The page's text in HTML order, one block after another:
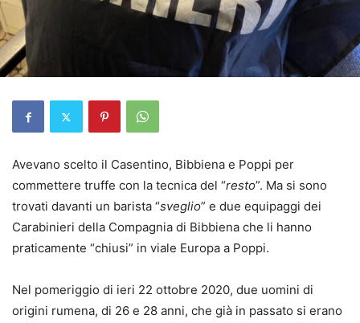
Avevano scelto il Casentino, Bibbiena e Poppi per
commettere truffe con la tecnica del “resto”. Ma si sono
trovati davanti un barista “sveglio” e due equipaggi dei
Carabinieri della Compagnia di Bibbiena che li hanno
praticamente “chiusi” in viale Europa a Poppi.
Nel pomeriggio di ieri 22 ottobre 2020, due uomini di
origini rumena, di 26 e 28 anni, che già in passato si erano